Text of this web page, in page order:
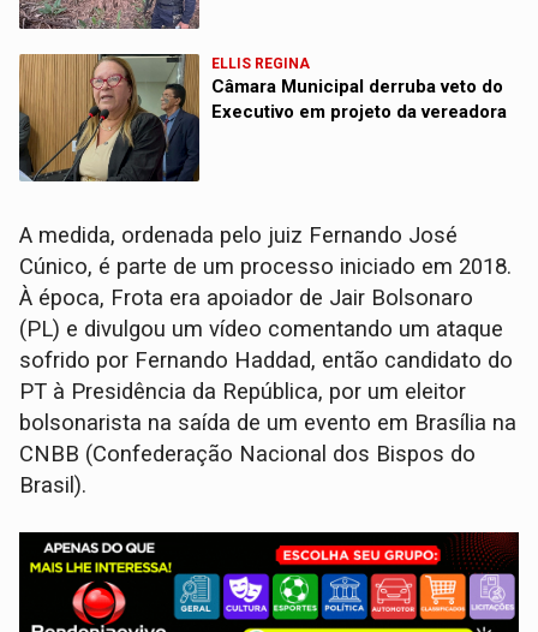
ELLIS REGINA
Câmara Municipal derruba veto do
Executivo em projeto da vereadora
A medida, ordenada pelo juiz Fernando José
Cúnico, é parte de um processo iniciado em 2018.
À época, Frota era apoiador de Jair Bolsonaro
(PL) e divulgou um vídeo comentando um ataque
sofrido por Fernando Haddad, então candidato do
PT à Presidência da República, por um eleitor
bolsonarista na saída de um evento em Brasília na
CNBB (Confederação Nacional dos Bispos do
Brasil).